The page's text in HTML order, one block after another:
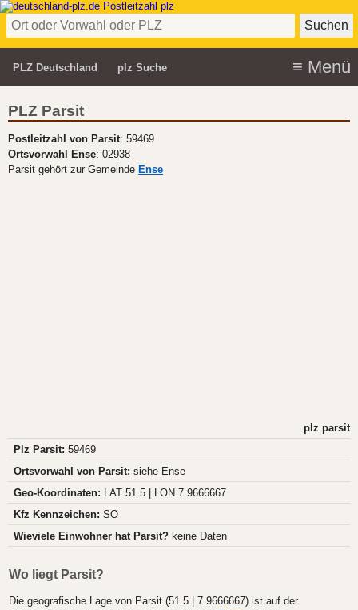
PLZ Deutschland plz Suche
PLZ Parsit
Postleitzahl von Parsit: 59469
Ortsvorwahl Ense: 02938
Parsit gehört zur Gemeinde Ense
plz parsit
Plz Parsit: 59469
Ortsvorwahl von Parsit: siehe Ense
Geo-Koordinaten: LAT 51.5 | LON 7.9666667
Kfz Kennzeichen: SO
Wieviele Einwohner hat Parsit? keine Daten
Wo liegt Parsit?
Die geografische Lage von Parsit (51.5 | 7.9666667) ist auf der